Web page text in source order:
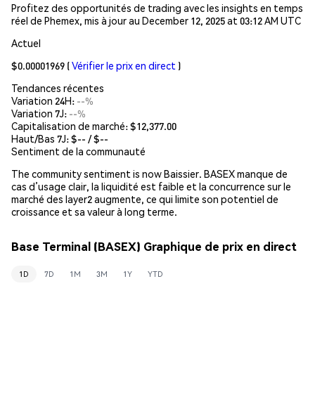
Profitez des opportunités de trading avec les insights en temps
réel de Phemex, mis à jour au December 12, 2025 at 03:12 AM UTC
Actuel
$0.00001969 (Vérifier le prix en direct )
Tendances récentes
Variation 24H: --%
Variation 7J: --%
Capitalisation de marché:$12,377.00
Haut/Bas 7J: $-- / $--
Sentiment de la communauté
The community sentiment is now Baissier. BASEX manque de
cas d’usage clair, la liquidité est faible et la concurrence sur le
marché des layer2 augmente, ce qui limite son potentiel de
croissance et sa valeur à long terme.
Base Terminal (BASEX) Graphique de prix en direct
1D 7D 1M 3M 1Y YTD